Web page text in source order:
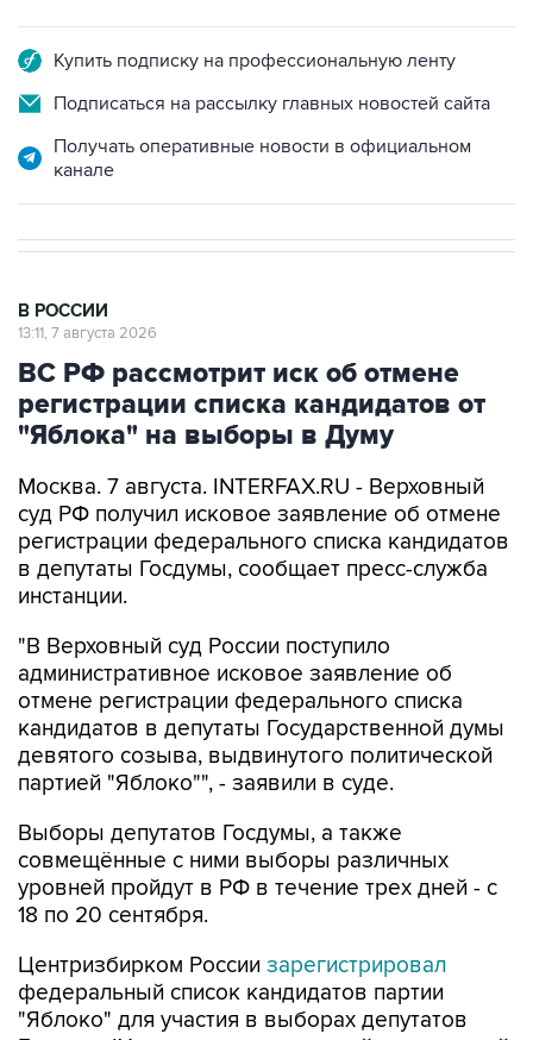
Купить подписку на профессиональную ленту
Подписаться на рассылку главных новостей сайта
Получать оперативные новости в официальном
канале
В РОССИИ
13:11, 7 августа 2026
ВС РФ рассмотрит иск об отмене
регистрации списка кандидатов от
"Яблока" на выборы в Думу
Москва. 7 августа. INTERFAX.RU - Верховный
суд РФ получил исковое заявление об отмене
регистрации федерального списка кандидатов
в депутаты Госдумы, сообщает пресс-служба
инстанции.
"В Верховный суд России поступило
административное исковое заявление об
отмене регистрации федерального списка
кандидатов в депутаты Государственной думы
девятого созыва, выдвинутого политической
партией "Яблоко"", - заявили в суде.
Выборы депутатов Госдумы, а также
совмещённые с ними выборы различных
уровней пройдут в РФ в течение трех дней - с
18 по 20 сентября.
Центризбирком России зарегистрировал
федеральный список кандидатов партии
"Яблоко" для участия в выборах депутатов